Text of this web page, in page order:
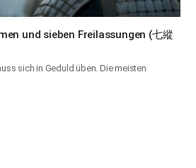
und sieben Freilassungen (七縱
sich in Geduld üben. Die meisten